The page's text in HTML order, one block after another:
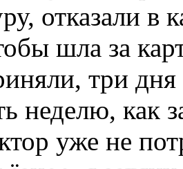
отказали
шла за
три
неделю, как
уже не